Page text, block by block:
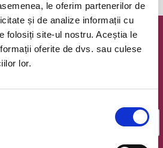
le oferim partenerilor de
și de analize informații cu
folosiți site-ul nostru. Aceștia le
oferite de dvs. sau culese
lor.
@ Bilete.ro